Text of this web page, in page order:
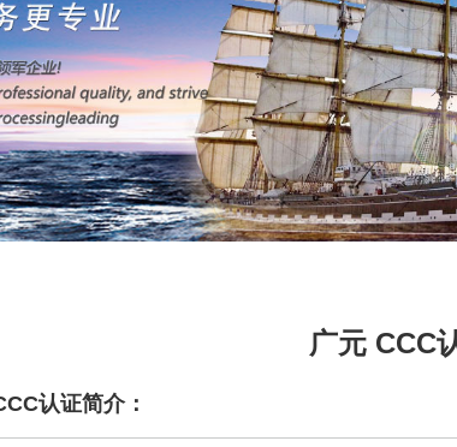
广元 CCC
认证简介：